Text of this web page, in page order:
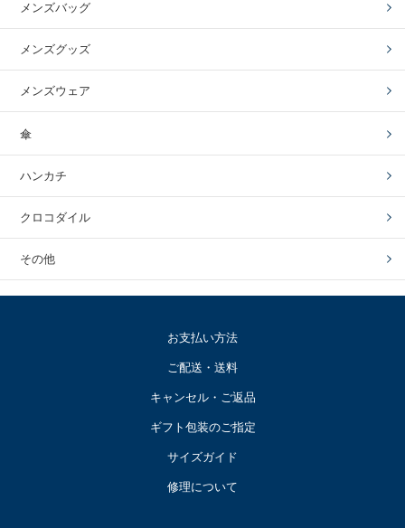
メンズバッグ
メンズグッズ
メンズウェア
傘
ハンカチ
クロコダイル
その他
お支払い方法
ご配送・送料
キャンセル・ご返品
ギフト包装のご指定
サイズガイド
修理について